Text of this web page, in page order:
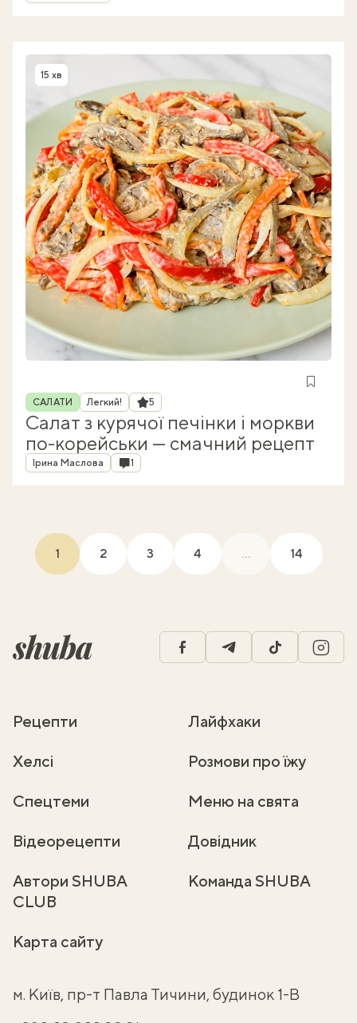
Час приготування
15 хв
Рубрика
САЛАТИ Легкий! Рейтинг
5
Салат з курячої печінки і моркви
по-корейськи — смачний рецепт
Автор
Ірина Маслова Коментарі
1
1(current)
2 3 4 ... 14
facebooktelegramtiktok
Рецепти Лайфхаки
Хелсі Розмови про їжу
Спецтеми Меню на свята
Відеорецепти Довідник
Автори SHUBA
CLUB
Команда SHUBA
Карта сайту
м. Київ, пр-т Павла Тичини, будинок 1-В